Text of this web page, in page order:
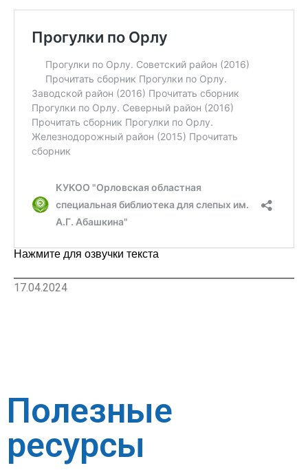
17.04.2024
Полезные
ресурсы